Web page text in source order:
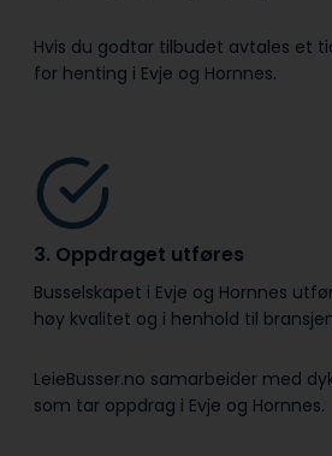
Hvis du godtar tilbudet avtales et
for henting i Evje og Hornnes.
3. Oppdraget utføres
Busselskapet i Evje og Hornnes
høy kvalitet og i henhold til
LeieBusser.no samarbeider med
som tar oppdrag i Evje og Hornnes.